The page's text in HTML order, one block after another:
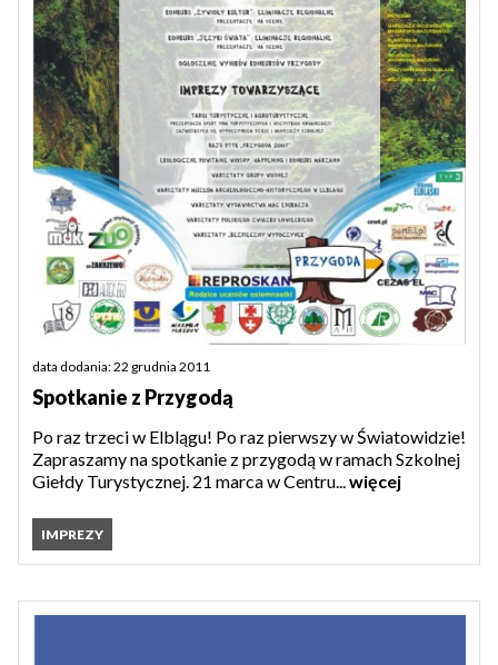
data dodania: 22 grudnia 2011
Spotkanie z Przygodą
Po raz trzeci w Elblągu! Po raz pierwszy w Światowidzie!
Zapraszamy na spotkanie z przygodą w ramach Szkolnej
Giełdy Turystycznej. 21 marca w Centru... więcej
IMPREZY